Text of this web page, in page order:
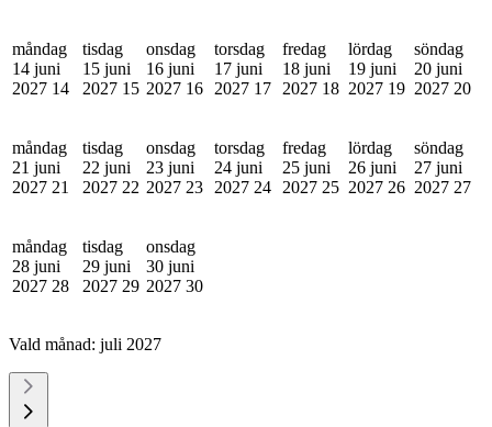
måndag
14 juni
2027 14
tisdag
15 juni
2027 15
onsdag
16 juni
2027 16
torsdag
17 juni
2027 17
fredag
18 juni
2027 18
lördag
19 juni
2027 19
söndag
20 juni
2027 20
måndag
21 juni
2027 21
tisdag
22 juni
2027 22
onsdag
23 juni
2027 23
torsdag
24 juni
2027 24
fredag
25 juni
2027 25
lördag
26 juni
2027 26
söndag
27 juni
2027 27
måndag
28 juni
2027 28
tisdag
29 juni
2027 29
onsdag
30 juni
2027 30
Vald månad: juli 2027